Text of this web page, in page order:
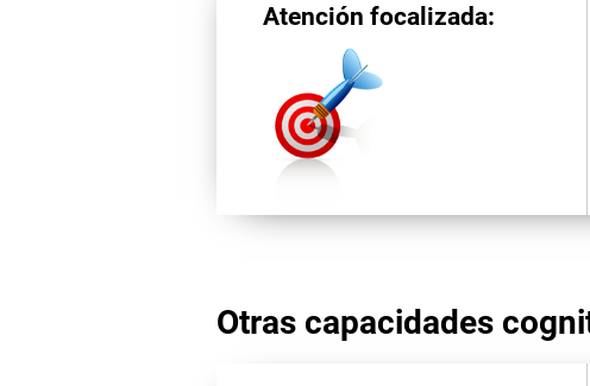
Atención focalizada:
Otras capacidades